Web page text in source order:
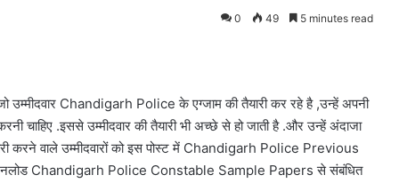
0 49 5 minutes read
Chandigarh Police के एग्जाम की तैयारी कर रहे है ,उन्हें अपनी
चाहिए .इससे उम्मीदवार की तैयारी भी अच्छे से हो जाती है .और उन्हें अंदाजा
करने वाले उम्मीदवारों को इस पोस्ट में Chandigarh Police Previous
Chandigarh Police Constable Sample Papers से संबंधित